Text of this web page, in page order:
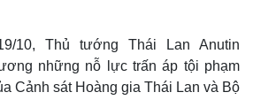
10, Thủ tướng Thái Lan Anutin
những nỗ lực trấn áp tội phạm
Cảnh sát Hoàng gia Thái Lan và Bộ